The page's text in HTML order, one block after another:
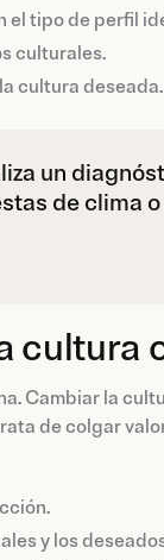
el tipo de perfil
culturales.
cultura deseada.
un
de clima
cultura
Cambiar la
de colgar
y los